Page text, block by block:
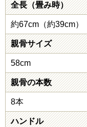
全長（畳み時）
約67cm（約39cm）
親骨サイズ
58cm
親骨の本数
8本
ハンドル